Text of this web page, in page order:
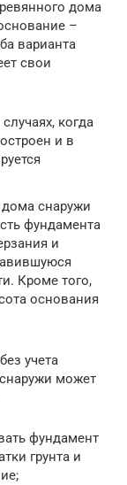
дома
–
варианта
свои
когда
и в
снаружи
фундамента
и
Кроме того,
основания
учета
может
фундамент
грунта и